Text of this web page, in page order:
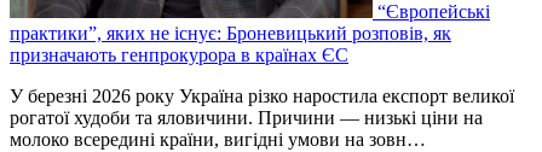
“Європейські
практики”, яких не існує: Броневицький розповів, як
призначають генпрокурора в країнах ЄС
У березні 2026 року Україна різко наростила експорт великої
рогатої худоби та яловичини. Причини — низькі ціни на
молоко всередині країни, вигідні умови на зовн…